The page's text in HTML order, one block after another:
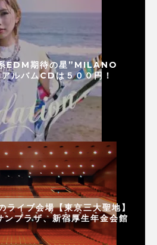
EDM期待の星”MILANO
ルバムCDは５００円！
イブ会場【東京三大聖地】
ンプラザ、新宿厚生年金会館